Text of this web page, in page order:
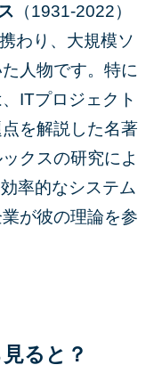
（1931-2022）
わり、大規模ソ
人物です。特に
ITプロジェクト
を解説した名著
クスの研究によ
率的なシステム
が彼の理論を参
ると？